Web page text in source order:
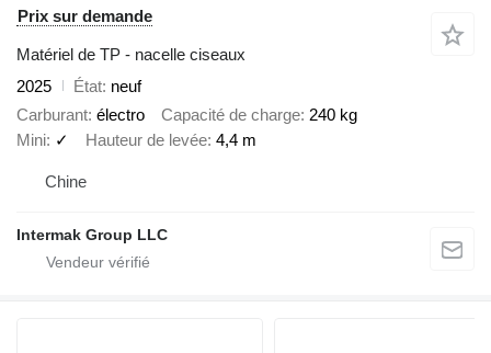
Prix sur demande
Matériel de TP - nacelle ciseaux
2025
État neuf
Carburant électro Capacité de charge 240 kg
Mini ✓ Hauteur de levée 4,4 m
Chine
Intermak Group LLC